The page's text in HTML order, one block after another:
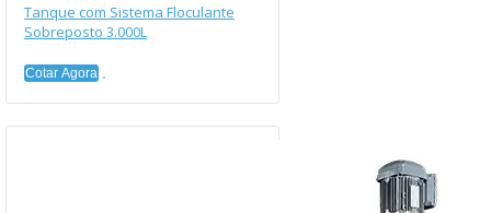
Tanque com Sistema Floculante
Sobreposto 3.000L
Cotar Agora